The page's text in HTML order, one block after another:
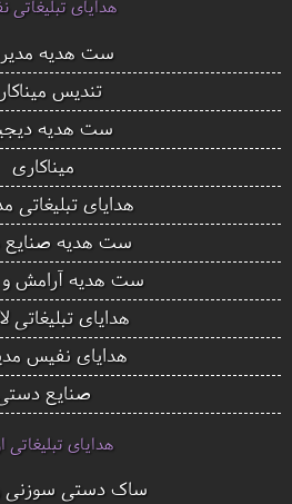
هدایای تبلیغاتی
ست هدیه
تندیس
ست هدیه
میناکاری
هدایای تبلیغاتی
ست هدیه
ست هدیه آرامش
هدایای تبلیغاتی
هدایای نفیس
صنایع
هدایای تبلیغاتی
ساک دستی سوزنی